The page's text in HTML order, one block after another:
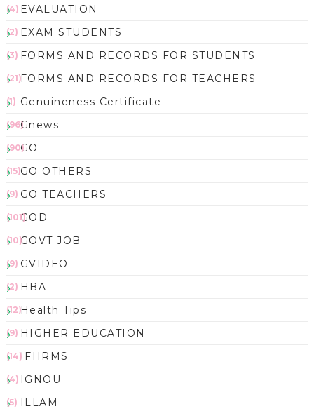
EVALUATION
(4)
EXAM STUDENTS
(2)
FORMS AND RECORDS FOR STUDENTS
(3)
FORMS AND RECORDS FOR TEACHERS
(21)
Genuineness Certificate
(1)
Gnews
(96)
GO
(90)
GO OTHERS
(15)
GO TEACHERS
(9)
GOD
(101)
GOVT JOB
(10)
GVIDEO
(9)
HBA
(2)
Health Tips
(12)
HIGHER EDUCATION
(9)
IFHRMS
(14)
IGNOU
(4)
ILLAM
(5)